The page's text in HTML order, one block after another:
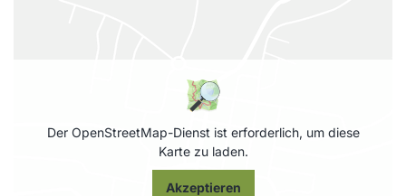
Der OpenStreetMap-Dienst ist erforderlich, um diese
Karte zu laden.
Akzeptieren